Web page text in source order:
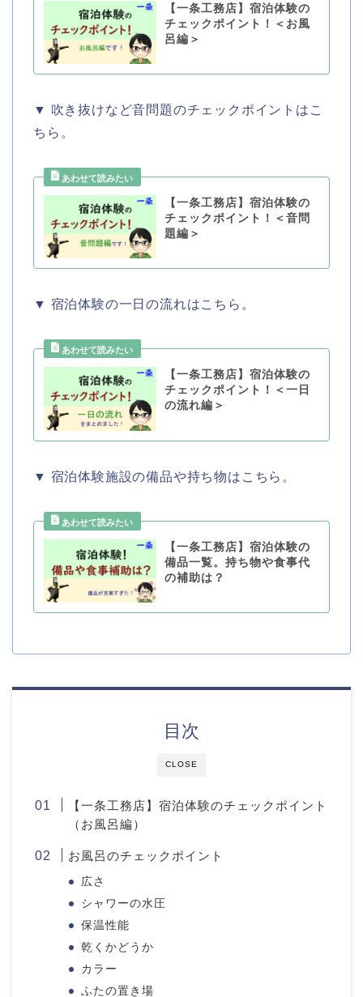
【一条工務店】宿泊体験の
チェックポイント！＜お風
呂編＞
▼ 吹き抜けなど音問題のチェックポイントはこ
ちら。
【一条工務店】宿泊体験の
チェックポイント！＜音問
題編＞
▼ 宿泊体験の一日の流れはこちら。
【一条工務店】宿泊体験の
チェックポイント！＜一日
の流れ編＞
▼ 宿泊体験施設の備品や持ち物はこちら。
【一条工務店】宿泊体験の
備品一覧。持ち物や食事代
の補助は？
CLOSE
目次
【一条工務店】宿泊体験のチェックポイント
（お風呂編）
お風呂のチェックポイント
広さ
シャワーの水圧
保温性能
乾くかどうか
カラー
ふたの置き場